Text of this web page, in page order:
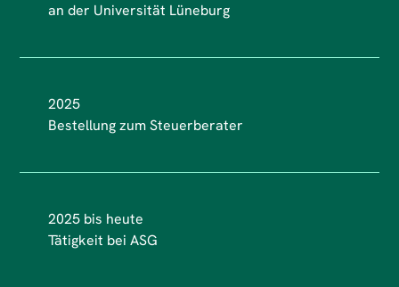
an der Universität Lüneburg
2025
Bestellung zum Steuerberater
2025 bis heute
Tätigkeit bei ASG